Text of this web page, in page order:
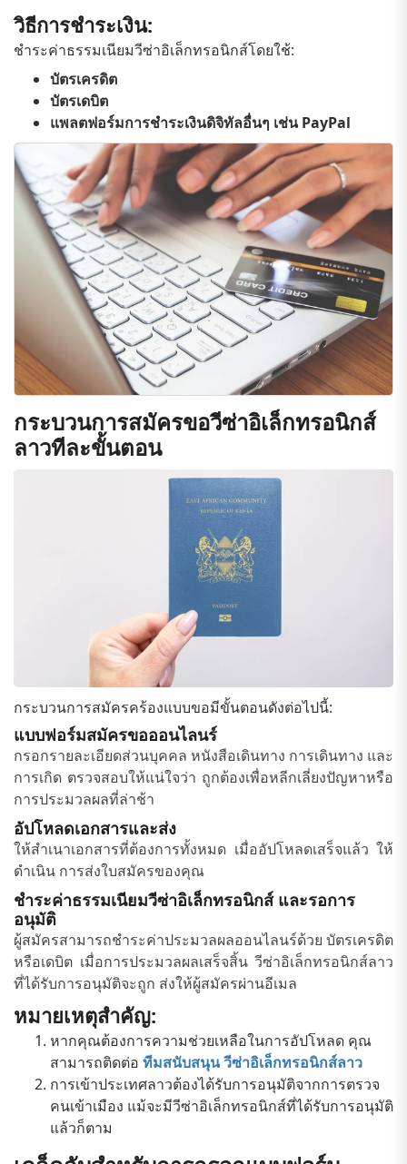
วิธีการชำระเงิน:
ชำระค่าธรรมเนียมวีซ่าอิเล็กทรอนิกส์โดยใช้:
บัตรเครดิต
บัตรเดบิต
แพลตฟอร์มการชำระเงินดิจิทัลอื่นๆ เช่น PayPal
กระบวนการสมัครขอวีซ่าอิเล็กทรอนิกส์
ลาวทีละขั้นตอน
กระบวนการสมัครคร้องแบบขอมีขั้นตอนดังต่อไปนี้:
แบบฟอร์มสมัครขอออนไลนร์
กรอกรายละเอียดส่วนบุคคล หนังสือเดินทาง การเดินทาง และ
การเกิด ตรวจสอบให้แน่ใจว่า ถูกต้องเพื่อหลีกเลี่ยงปัญหาหรือ
การประมวลผลที่ล่าช้า
อัปโหลดเอกสารและส่ง
ให้สำเนาเอกสารที่ต้องการทั้งหมด เมื่ออัปโหลดเสร็จแล้ว ให้
ดำเนิน การส่งใบสมัครของคุณ
ชำระค่าธรรมเนียมวีซ่าอิเล็กทรอนิกส์ และรอการ
อนุมัติ
ผู้สมัครสามารถชำระค่าประมวลผลออนไลนร์ด้วย บัตรเครดิต
หรือเดบิต เมื่อการประมวลผลเสร็จสิ้น วีซ่าอิเล็กทรอนิกส์ลาว
ที่ได้รับการอนุมัติจะถูก ส่งให้ผู้สมัครผ่านอีเมล
หมายเหตุสำคัญ:
หากคุณต้องการความช่วยเหลือในการอัปโหลด คุณ
สามารถติดต่อ ทีมสนับสนุน วีซ่าอิเล็กทรอนิกส์ลาว
การเข้าประเทศลาวต้องได้รับการอนุมัติจากการตรวจ
คนเข้าเมือง แม้จะมีวีซ่าอิเล็กทรอนิกส์ที่ได้รับการอนุมัติ
แล้วก็ตาม